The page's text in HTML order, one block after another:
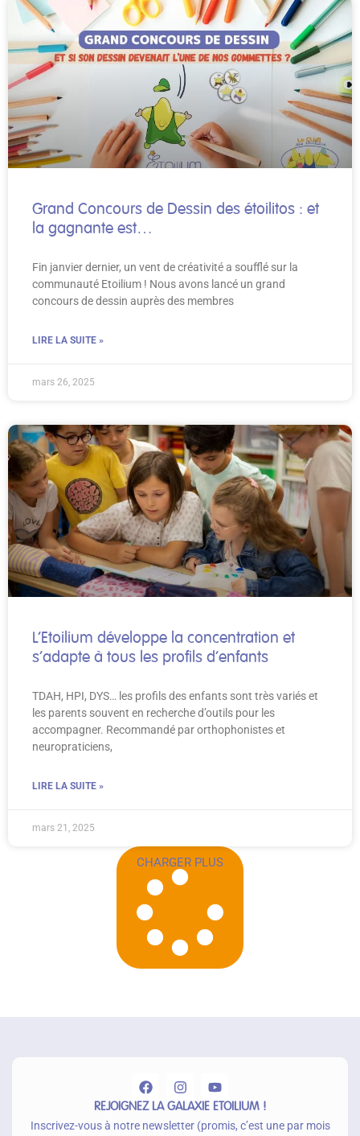
Grand Concours de Dessin des étoilitos : et
la gagnante est…
Fin janvier dernier, un vent de créativité a soufflé sur la
communauté Etoilium ! Nous avons lancé un grand
concours de dessin auprès des membres
LIRE LA SUITE »
mars 26, 2025
L’Etoilium développe la concentration et
s’adapte à tous les profils d’enfants
TDAH, HPI, DYS… les profils des enfants sont très variés et
les parents souvent en recherche d’outils pour les
accompagner. Recommandé par orthophonistes et
neuropraticiens,
LIRE LA SUITE »
mars 21, 2025
CHARGER PLUS
REJOIGNEZ LA GALAXIE ETOILIUM !
Inscrivez-vous à notre newsletter (promis, c’est une par mois